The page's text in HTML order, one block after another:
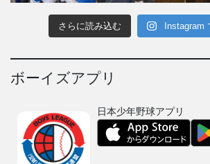
さらに読み込む Instagram
ボーイズアプリ
日本少年野球アプリ